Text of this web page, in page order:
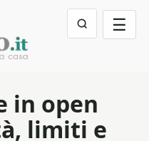
☰
in open
limiti e